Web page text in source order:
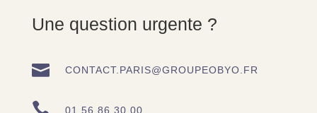
Une question urgente ?
 CONTACT.PARIS@GROUPEOBYO.FR
 01 56 86 30 00